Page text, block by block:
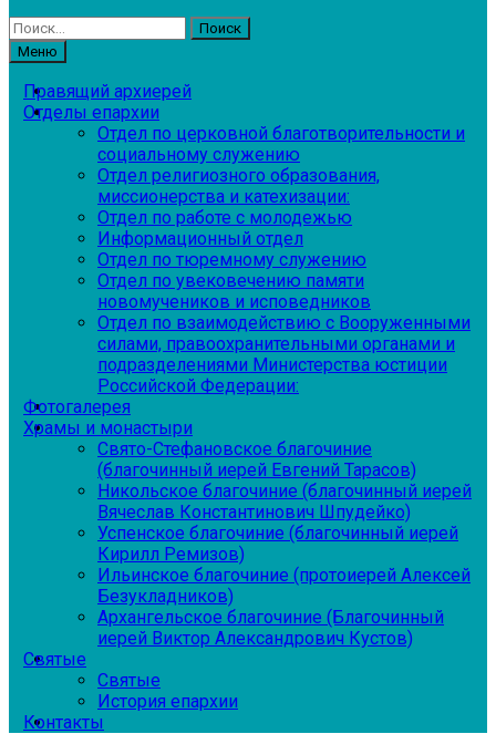
Найти:
Меню
Правящий архиерей
Отделы епархии
Отдел по церковной благотворительности и
социальному служению
Отдел религиозного образования,
миссионерства и катехизации:
Отдел по работе с молодежью
Информационный отдел
Отдел по тюремному служению
Отдел по увековечению памяти
новомучеников и исповедников
Отдел по взаимодействию с Вооруженными
силами, правоохранительными органами и
подразделениями Министерства юстиции
Российской Федерации:
Фотогалерея
Храмы и монастыри
Свято-Стефановское благочиние
(благочинный иерей Евгений Тарасов)
Никольское благочиние (благочинный иерей
Вячеслав Константинович Шпудейко)
Успенское благочиние (благочинный иерей
Кирилл Ремизов)
Ильинское благочиние (протоиерей Алексей
Безукладников)
Архангельское благочиние (Благочинный
иерей Виктор Александрович Кустов)
Святые
Святые
История епархии
Контакты